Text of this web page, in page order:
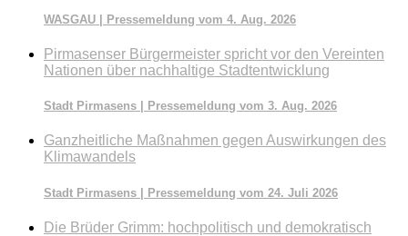
WASGAU | Pressemeldung vom 4. Aug. 2026
Pirmasenser Bürgermeister spricht vor den Vereinten
Nationen über nachhaltige Stadtentwicklung
Stadt Pirmasens | Pressemeldung vom 3. Aug. 2026
Ganzheitliche Maßnahmen gegen Auswirkungen des
Klimawandels
Stadt Pirmasens | Pressemeldung vom 24. Juli 2026
Die Brüder Grimm: hochpolitisch und demokratisch